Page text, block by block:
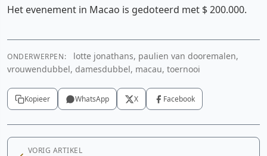
Het evenement in Macao is gedoteerd met $ 200.000.
ONDERWERPEN:
lotte jonathans, paulien van dooremalen,
vrouwendubbel, damesdubbel, macau, toernooi
Kopieer WhatsApp X Facebook
VORIG ARTIKEL